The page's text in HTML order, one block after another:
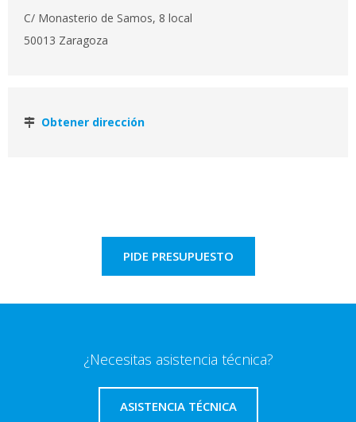
C/ Monasterio de Samos, 8 local
50013 Zaragoza
Obtener dirección
PIDE PRESUPUESTO
¿Necesitas asistencia técnica?
ASISTENCIA TÉCNICA